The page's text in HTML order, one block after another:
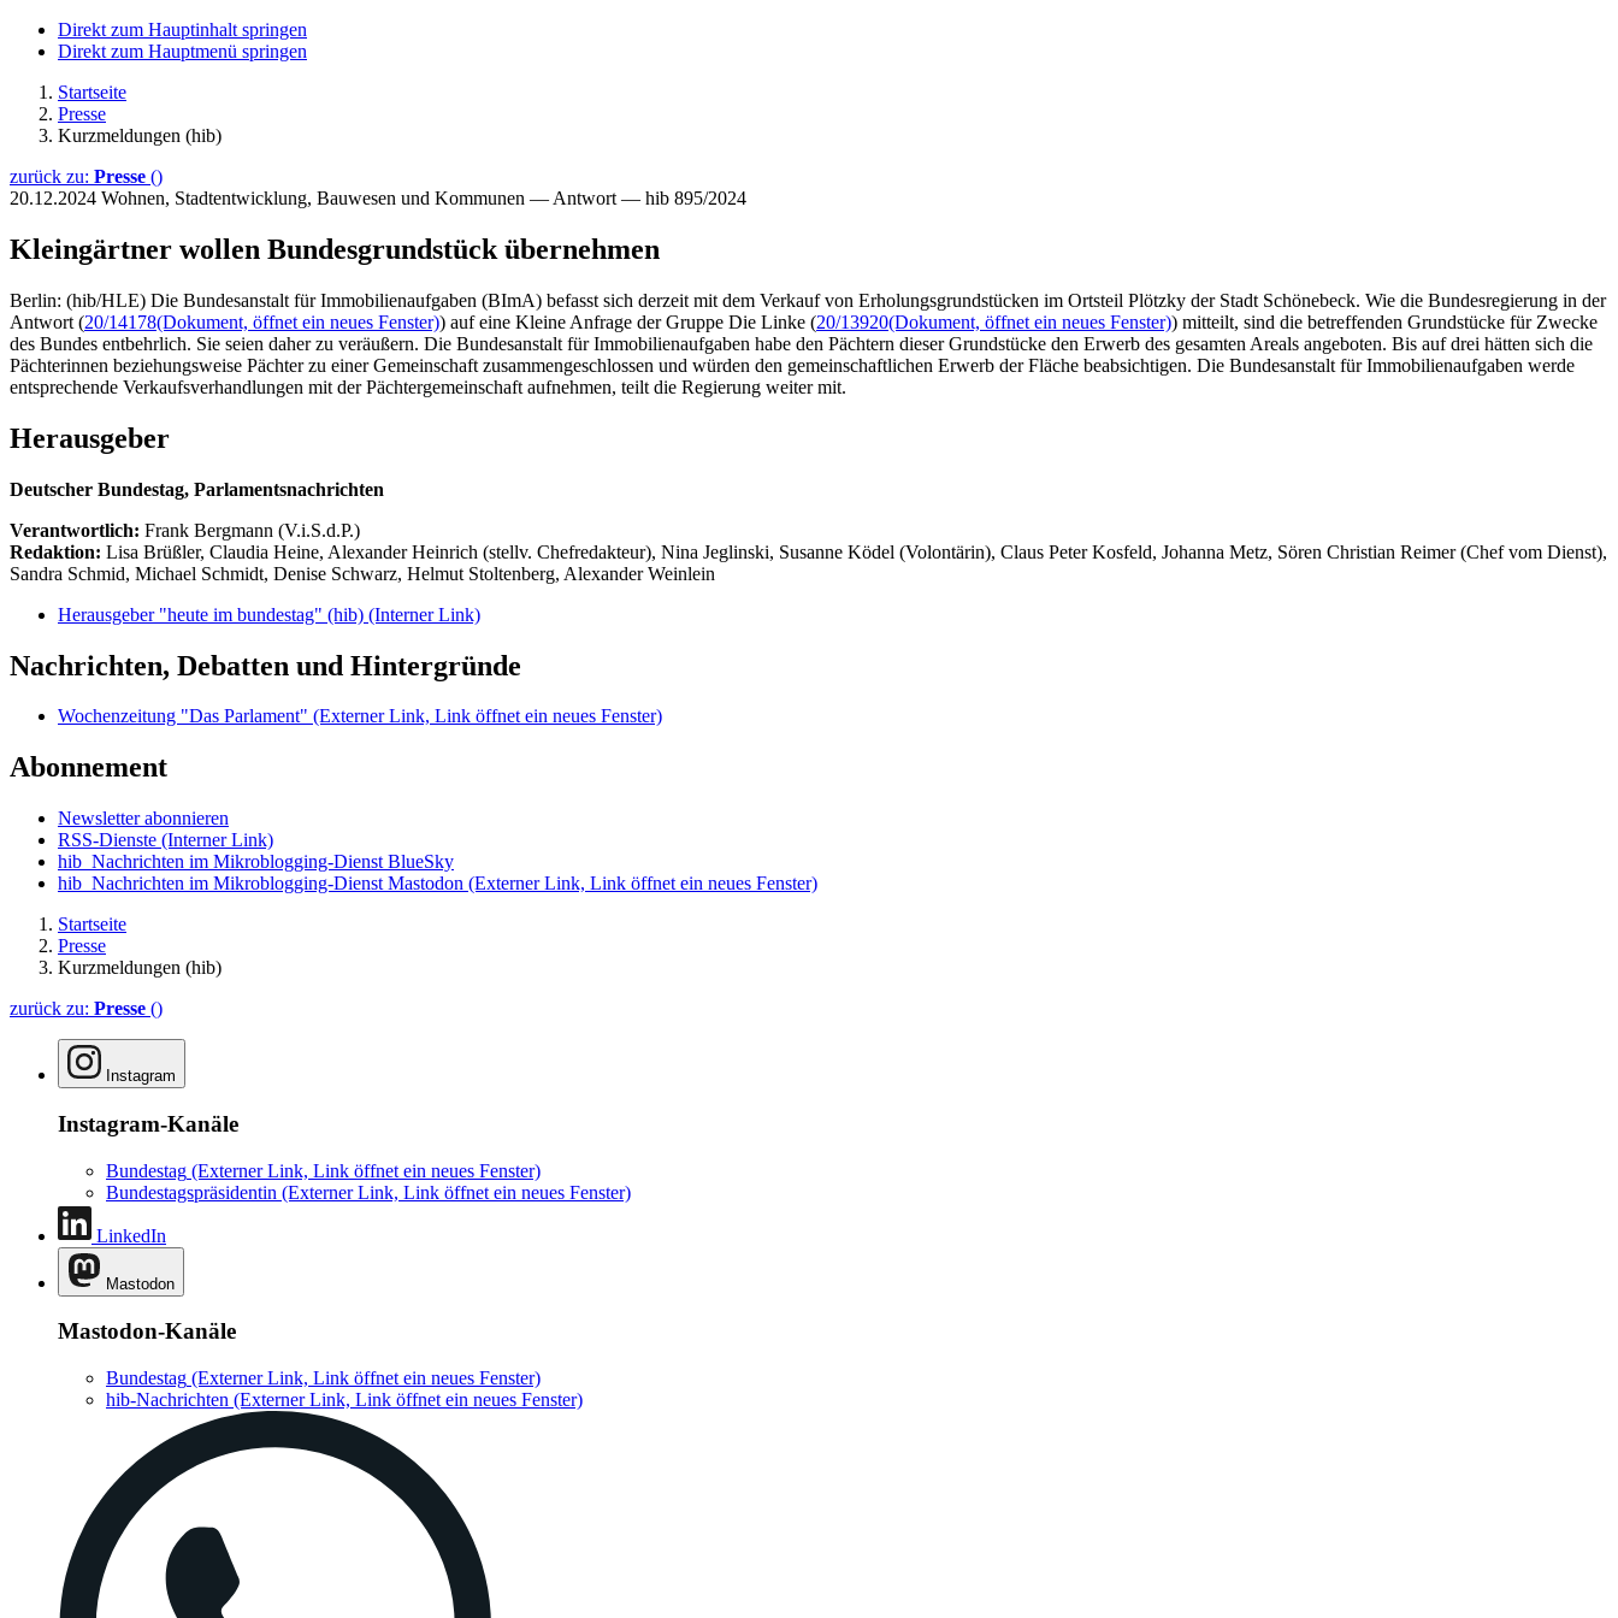
Direkt zum Hauptinhalt springen
Direkt zum Hauptmenü springen
Startseite
Presse
Kurzmeldungen (hib)
zurück zu: Presse ()
20.12.2024 Wohnen, Stadtentwicklung, Bauwesen und Kommunen — Antwort — hib 895/2024
Kleingärtner wollen Bundesgrundstück übernehmen
Berlin: (hib/HLE) Die Bundesanstalt für Immobilienaufgaben (BImA) befasst sich derzeit mit dem Verkauf von Erholungsgrundstücken im Ortsteil Plötzky der Stadt Schönebeck. Wie die Bundesregierung in der
Antwort (20/14178(Dokument, öffnet ein neues Fenster)) auf eine Kleine Anfrage der Gruppe Die Linke (20/13920(Dokument, öffnet ein neues Fenster)) mitteilt, sind die betreffenden Grundstücke für Zwecke
des Bundes entbehrlich. Sie seien daher zu veräußern. Die Bundesanstalt für Immobilienaufgaben habe den Pächtern dieser Grundstücke den Erwerb des gesamten Areals angeboten. Bis auf drei hätten sich die
Pächterinnen beziehungsweise Pächter zu einer Gemeinschaft zusammengeschlossen und würden den gemeinschaftlichen Erwerb der Fläche beabsichtigen. Die Bundesanstalt für Immobilienaufgaben werde
entsprechende Verkaufsverhandlungen mit der Pächtergemeinschaft aufnehmen, teilt die Regierung weiter mit.
Herausgeber
Deutscher Bundestag, Parlamentsnachrichten
Verantwortlich: Frank Bergmann (V.i.S.d.P.)
Redaktion: Lisa Brüßler, Claudia Heine, Alexander Heinrich (stellv. Chefredakteur), Nina Jeglinski, Susanne Ködel (Volontärin), Claus Peter Kosfeld, Johanna Metz, Sören Christian Reimer (Chef vom Dienst),
Sandra Schmid, Michael Schmidt, Denise Schwarz, Helmut Stoltenberg, Alexander Weinlein
Herausgeber "heute im bundestag" (hib) (Interner Link)
Nachrichten, Debatten und Hintergründe
Wochenzeitung "Das Parlament" (Externer Link, Link öffnet ein neues Fenster)
Abonnement
Newsletter abonnieren
RSS-Dienste (Interner Link)
hib_Nachrichten im Mikroblogging-Dienst BlueSky
hib_Nachrichten im Mikroblogging-Dienst Mastodon (Externer Link, Link öffnet ein neues Fenster)
Startseite
Presse
Kurzmeldungen (hib)
zurück zu: Presse ()
Instagram
Instagram-Kanäle
Bundestag (Externer Link, Link öffnet ein neues Fenster)
Bundestagspräsidentin (Externer Link, Link öffnet ein neues Fenster)
LinkedIn
Mastodon
Mastodon-Kanäle
Bundestag (Externer Link, Link öffnet ein neues Fenster)
hib-Nachrichten (Externer Link, Link öffnet ein neues Fenster)